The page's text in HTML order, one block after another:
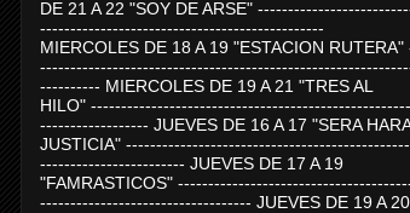
DE 21 A 22 "SOY DE ARSE"
-----------------------------------------------
MIERCOLES DE 18 A 19 "ESTACION RUTERA"
---------- MIERCOLES DE 19 A 21 "TRES AL
HILO"
------------------ JUEVES DE 16 A 17 "SERA
JUSTICIA"
------------------------ JUEVES DE 17 A 19
"FAMRASTICOS"
----------------------------------- JUEVES DE 19 A 20